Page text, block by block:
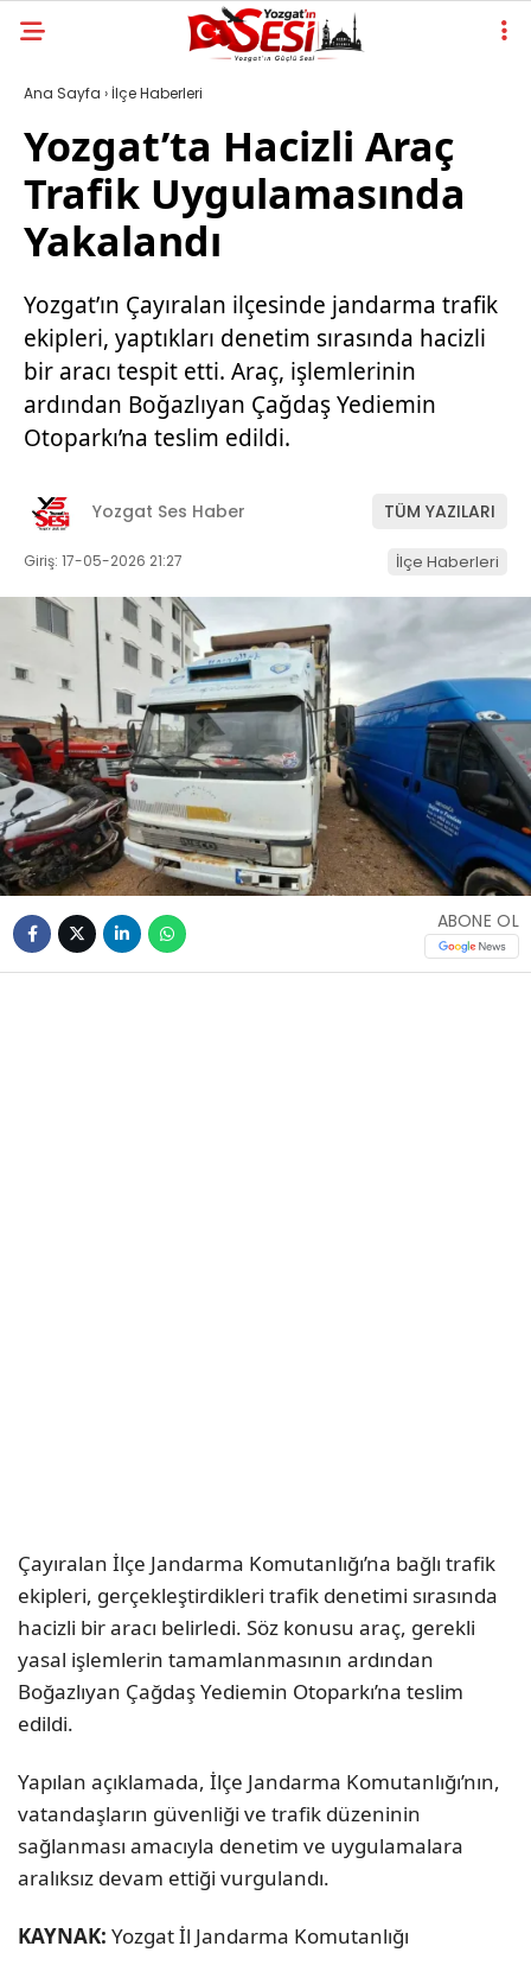
Ana Sayfa › İlçe Haberleri
Yozgat’ta Hacizli Araç
Trafik Uygulamasında
Yakalandı
Yozgat’ın Çayıralan ilçesinde jandarma trafik
ekipleri, yaptıkları denetim sırasında hacizli
bir aracı tespit etti. Araç, işlemlerinin
ardından Boğazlıyan Çağdaş Yediemin
Otoparkı’na teslim edildi.
Yozgat Ses Haber TÜM YAZILARI
Giriş: 17-05-2026 21:27 İlçe Haberleri
ABONE OL
Çayıralan İlçe Jandarma Komutanlığı’na bağlı trafik
ekipleri, gerçekleştirdikleri trafik denetimi sırasında
hacizli bir aracı belirledi. Söz konusu araç, gerekli
yasal işlemlerin tamamlanmasının ardından
Boğazlıyan Çağdaş Yediemin Otoparkı’na teslim
edildi.
Yapılan açıklamada, İlçe Jandarma Komutanlığı’nın,
vatandaşların güvenliği ve trafik düzeninin
sağlanması amacıyla denetim ve uygulamalara
aralıksız devam ettiği vurgulandı.
KAYNAK: Yozgat İl Jandarma Komutanlığı